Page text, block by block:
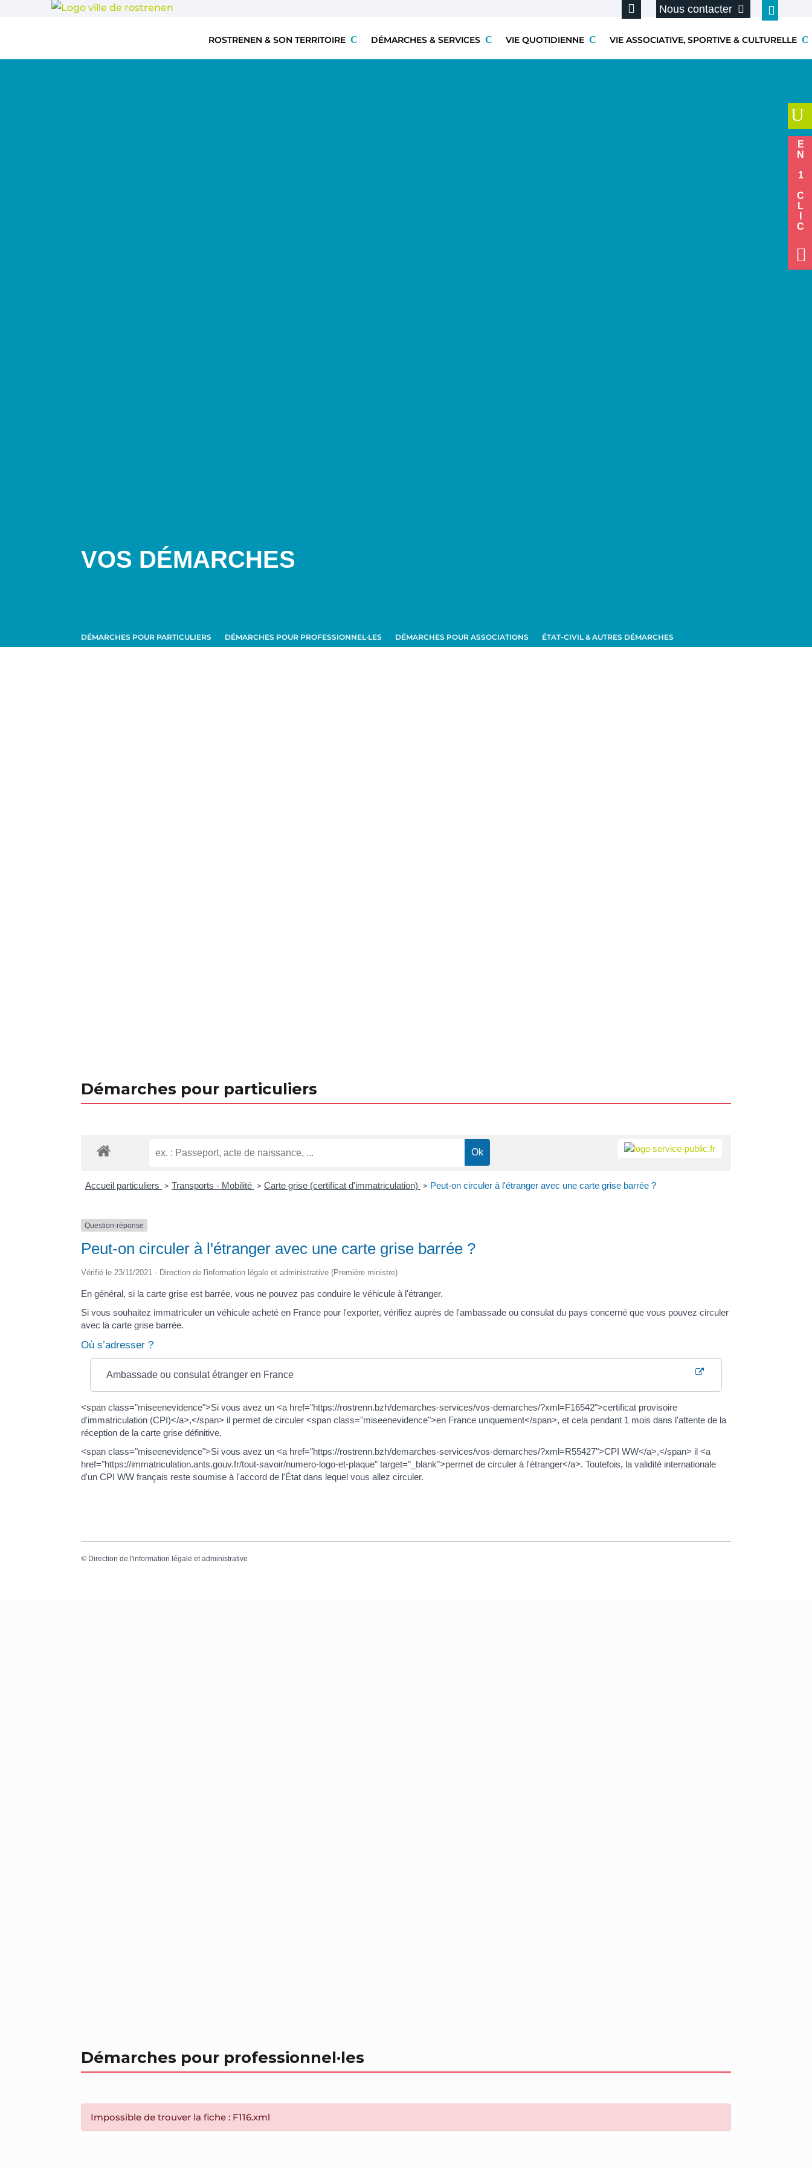
Nous contacter
ROSTRENEN & SON TERRITOIRE DÉMARCHES & SERVICES VIE QUOTIDIENNE VIE ASSOCIATIVE, SPORTIVE & CULTURELLE
VOS DÉMARCHES
DÉMARCHES POUR PARTICULIERS DÉMARCHES POUR PROFESSIONNEL·LES DÉMARCHES POUR ASSOCIATIONS ÉTAT-CIVIL & AUTRES DÉMARCHES
Démarches pour particuliers
Accueil particuliers > Transports - Mobilité > Carte grise (certificat d'immatriculation) > Peut-on circuler à l'étranger avec une carte grise barrée ?
Question-réponse
Peut-on circuler à l'étranger avec une carte grise barrée ?
Vérifié le 23/11/2021 - Direction de l'information légale et administrative (Première ministre)
En général, si la carte grise est barrée, vous ne pouvez pas conduire le véhicule à l'étranger.
Si vous souhaitez immatriculer un véhicule acheté en France pour l'exporter, vérifiez auprès de l'ambassade ou consulat du pays concerné que vous pouvez circuler
avec la carte grise barrée.
Où s’adresser ?
Ambassade ou consulat étranger en France
<span class="miseenevidence">Si vous avez un <a href="https://rostrenn.bzh/demarches-services/vos-demarches/?xml=F16542">certificat provisoire
d'immatriculation (CPI)</a>,</span> il permet de circuler <span class="miseenevidence">en France uniquement</span>, et cela pendant 1 mois dans l'attente de la
réception de la carte grise définitive.
<span class="miseenevidence">Si vous avez un <a href="https://rostrenn.bzh/demarches-services/vos-demarches/?xml=R55427">CPI WW</a>,</span> il <a
href="https://immatriculation.ants.gouv.fr/tout-savoir/numero-logo-et-plaque" target="_blank">permet de circuler à l'étranger</a>. Toutefois, la validité internationale
d'un CPI WW français reste soumise à l'accord de l'État dans lequel vous allez circuler.
© Direction de l'information légale et administrative
Démarches pour professionnel·les
Impossible de trouver la fiche : F116.xml
U
EN 1 CLIC
